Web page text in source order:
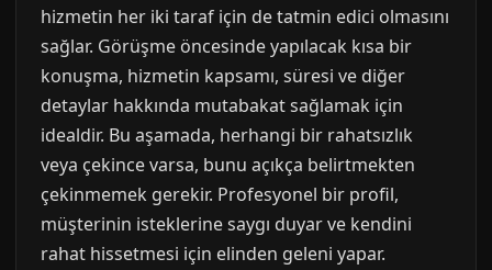
hizmetin her iki taraf için de tatmin edici olmasını
sağlar. Görüşme öncesinde yapılacak kısa bir
konuşma, hizmetin kapsamı, süresi ve diğer
detaylar hakkında mutabakat sağlamak için
idealdir. Bu aşamada, herhangi bir rahatsızlık
veya çekince varsa, bunu açıkça belirtmekten
çekinmemek gerekir. Profesyonel bir profil,
müşterinin isteklerine saygı duyar ve kendini
rahat hissetmesi için elinden geleni yapar.